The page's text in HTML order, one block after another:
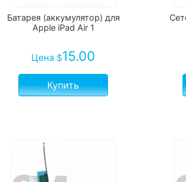
Батарея (аккумулятор) для
Apple iPad Air 1
Цена $15.00
Купить